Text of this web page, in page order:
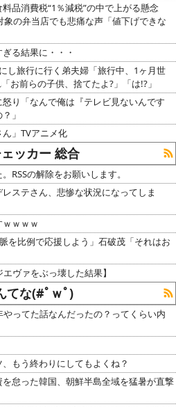
料品消費税“1％減税”の中で上がる懸念
の弁当店でも悲痛な声「値下げできな
る結果に・・・
し旅行に行く弟夫婦「旅行中、1ヶ月世
お前らの子供、捨てたよ?」「は!?」
り「なんで俺は『テレビ見ないんです
」
ん」TVアニメ化
ッカー 総合
RSSの解除をお願いします。
ステさん、悲惨な状況になってしま
ｗｗｗｗ
を比例で応援しよう」石破茂「それはお
エヴァをぶっ壊した結果】
てな(#ﾟｗﾟ)
やってた話なんだったの？ってくらい内
もう終わりにしてもよくね？
怠った韓国、朝鮮半島全域を猛暑が直撃